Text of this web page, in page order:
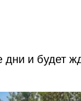
и будет